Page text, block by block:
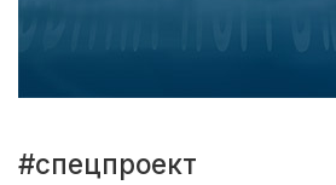
#спецпроект